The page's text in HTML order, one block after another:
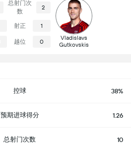
总射门次
数
2
射正 1
越位 0
Vladislavs
Gutkovskis
控球 38%
预期进球得分 1.26
总射门次数 10